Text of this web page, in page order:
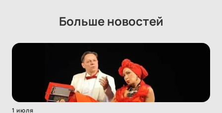
Больше новостей
1 июля